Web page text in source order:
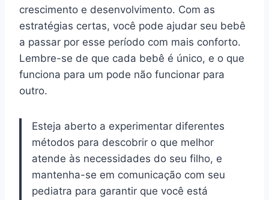
crescimento e desenvolvimento. Com as
estratégias certas, você pode ajudar seu bebê
a passar por esse período com mais conforto.
Lembre-se de que cada bebê é único, e o que
funciona para um pode não funcionar para
outro.
Esteja aberto a experimentar diferentes
métodos para descobrir o que melhor
atende às necessidades do seu filho, e
mantenha-se em comunicação com seu
pediatra para garantir que você está